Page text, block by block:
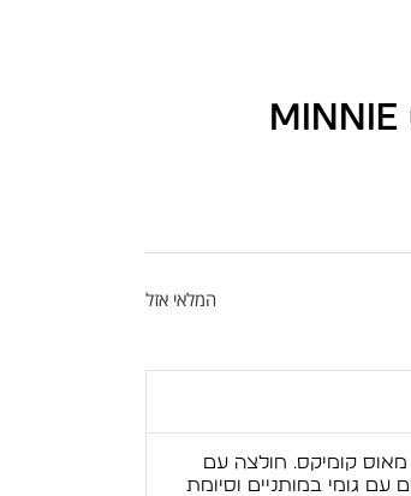
המלאי אזל
מאוס קומיקס. חולצה עם
עם גומי במותניים וסיומת